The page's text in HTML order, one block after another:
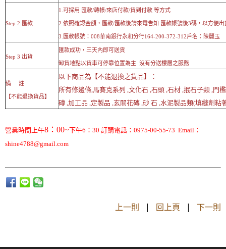
Step 2 匯款
1.可採用 匯款/轉帳/來店付款/貨到付款 等方式
2.依照確認金額，匯款/匯款後請來電告知 匯款帳號後3碼，以方便出
3.匯款帳號：008華南銀行永和分行164-200-372-312戶名：陳麗玉
Step 3 出貨
匯款成功，三天內即可送貨
卸貨地點以貨車可停靠位置為主 沒有分送樓層之服務
備 註
【不能退換貨品】
以下商品為【不能退換之貨品】：
所有修邊條,馬賽克系列 ,文化石 ,石頭 ,石材 ,抿石子類 ,門
磚 ,加工品 ,定製品 ,玄關花磚 ,砂 石 ,水泥製品類(填縫劑粘
營業時間上午8：00~下午6：30 訂購電話：0975-00-55-73 Email：
shine4788@gmail.com
上一則 | 回上頁 | 下一則